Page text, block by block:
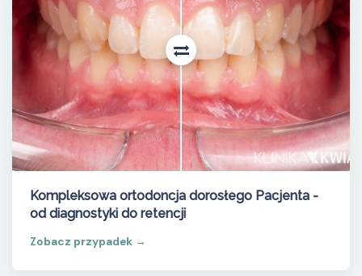
Kompleksowa ortodoncja dorosłego Pacjenta -
od diagnostyki do retencji
Zobacz przypadek →